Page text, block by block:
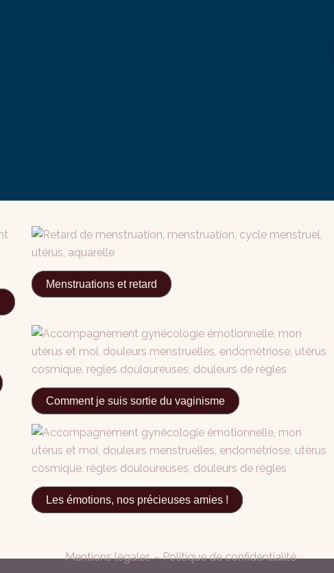
Menstruations et retard
Comment je suis sortie du vaginisme
Les émotions, nos précieuses amies !
Mentions légales–Politique de confidentialité